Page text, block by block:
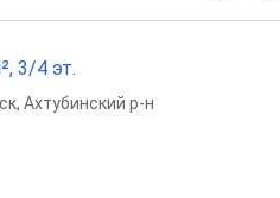
3/4 эт.
, Ахтубинский р-н